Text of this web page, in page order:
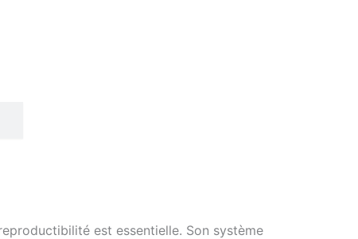
est essentielle. Son système